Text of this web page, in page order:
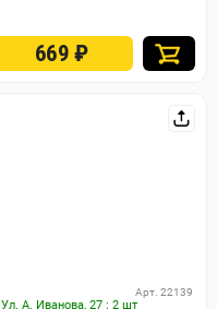
669 ₽
Ул. А. Иванова, 27 : 2 шт
Арт. 22139